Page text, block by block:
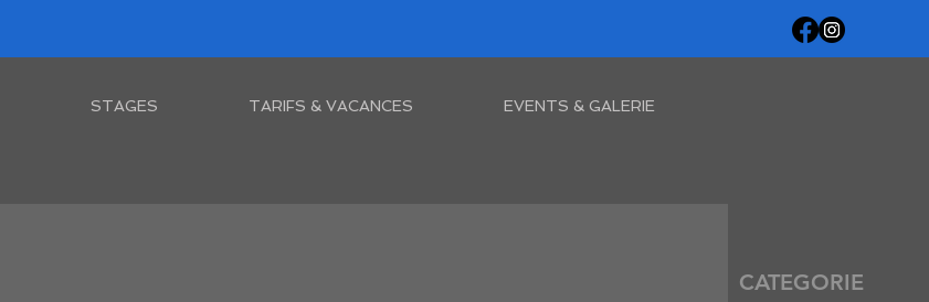
STAGES TARIFS & VACANCES EVENTS & GALERIE
CATEGORIE